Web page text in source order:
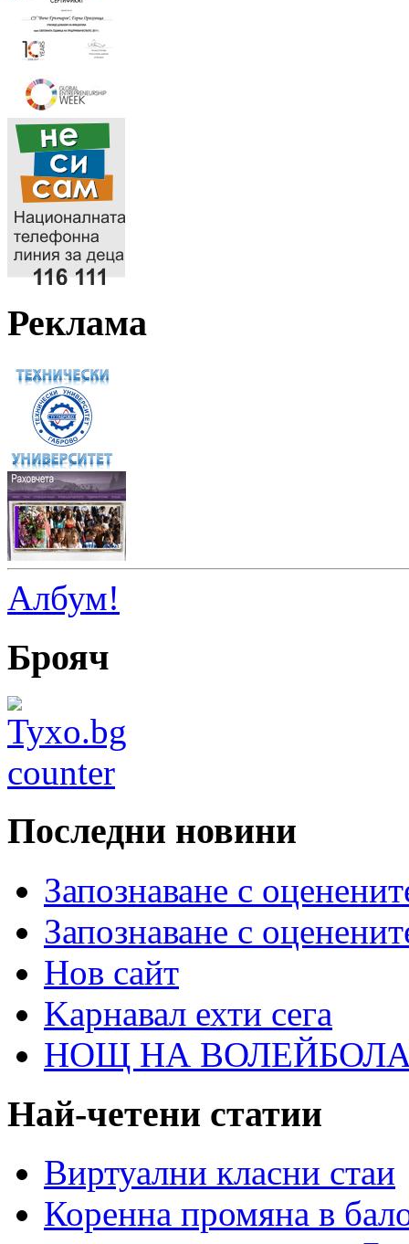
Реклама
Албум!
Брояч
Последни новини
Запознаване с
Запознаване с
Нов сайт
Kарнавал ехти сега
НОЩ НА ВОЛЕЙБОЛА
Най-четени статии
Виртуални класни стаи
Коренна промяна в